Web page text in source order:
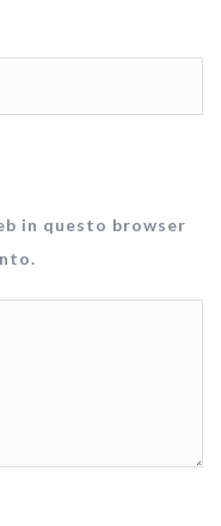
in questo browser